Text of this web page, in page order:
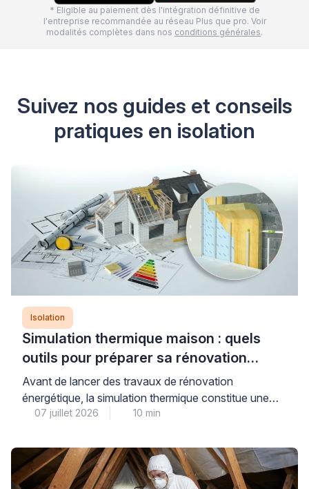
* Eligible au paiement dès l'intégration définitive de
l'entreprise recommandée au réseau Plus que pro. Voir
modalités complètes dans nos conditions générales.
Suivez nos guides et conseils
pratiques en isolation
Isolation
Simulation thermique maison : quels
outils pour préparer sa rénovation
énergétique ?
Avant de lancer des travaux de rénovation
énergétique, la simulation thermique constitue une
étape déterminante pour évaluer précisément les
de consommation. Plusieurs niveaux d’analyse
existent, du simulateur gratuit en ligne à l’audit
énergétique réglementaire réalisé par un bureau
07 juillet 2026 10 min